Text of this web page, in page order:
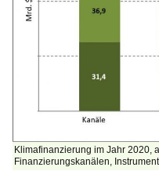
Klimafinanzierung im Jahr 2020,
Finanzierungskanälen,